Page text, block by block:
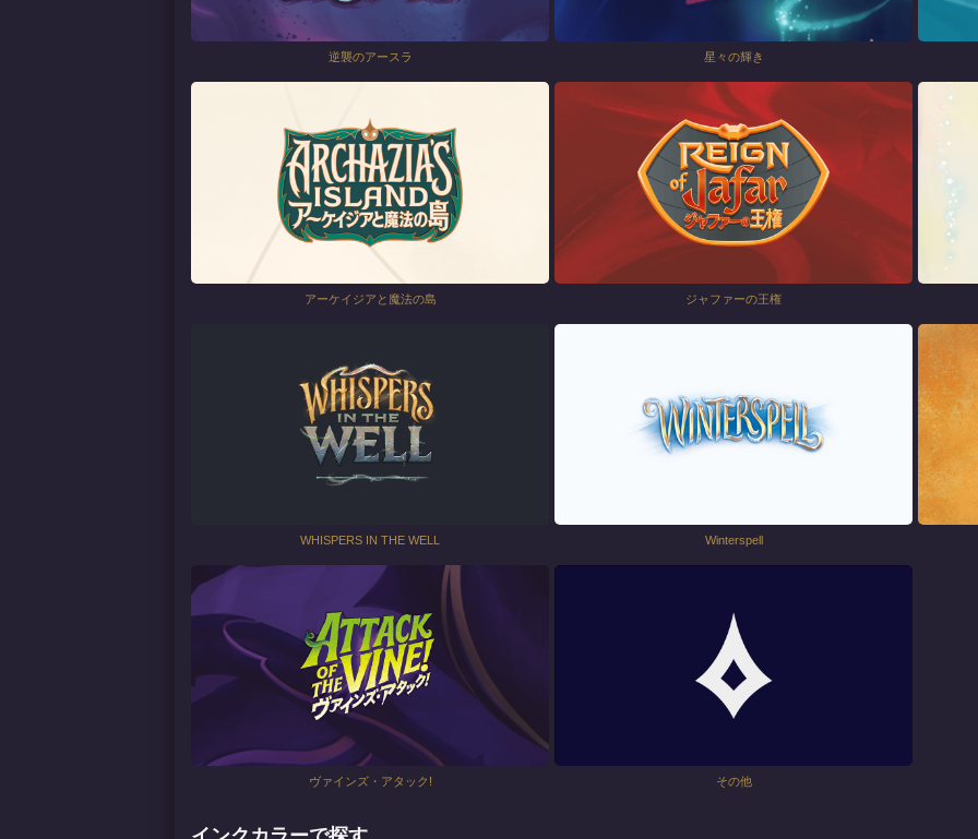
逆襲のアースラ 星々の輝き
アーケイジアと魔法の島 ジャファーの王権
WHISPERS IN THE WELL Winterspell
ヴァインズ・アタック! その他